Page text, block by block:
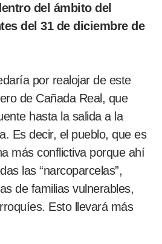
del ámbito del
del 31 de diciembre de
por realojar de este
de Cañada Real, que
hasta la salida a la
Es decir, el pueblo, que es
más conflictiva porque ahí
las “narcoparcelas”,
de familias vulnerables,
Esto llevará más